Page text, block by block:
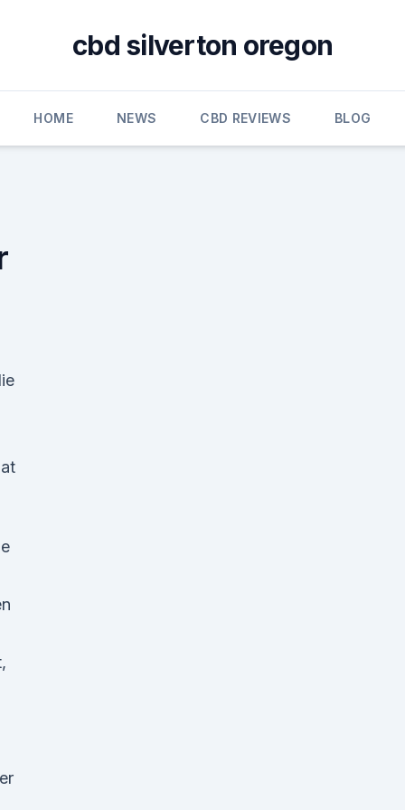
cbd silverton oregon
HOME NEWS CBD REVIEWS BLOG